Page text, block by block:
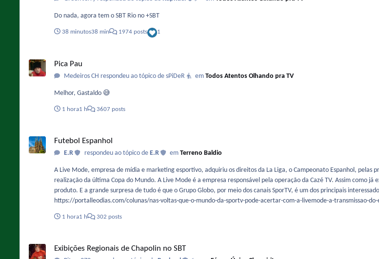
Do nada, agora tem o SBT Rio no +SBT
38 minutos38 min 1974 posts 1
Pica Pau
Medeiros CH respondeu ao tópico de sPiDeR em Todos Atentos Olhando pra TV
Melhor, Gastaldo 😅
1 hora1 h 3607 posts
Futebol Espanhol
E.R respondeu ao tópico de E.R emTerreno Baldio
A Live Mode, empresa de mídia e marketing esportivo, adquiriu os direitos da La Liga, o Campeonato Espanhol, pelas
realização da última Copa do Mundo. A Live Mode é a empresa responsável pela operação da Cazé TV. Assim como
produto. E a grande surpresa de tudo é que o Grupo Globo, por meio dos canais SporTV, é um dos principais
https://portalleodias.com/colunas/nas-voltas-que-o-mundo-da-sportv-pode-acertar-com-a-livemode-a-transmissao-do-
1 hora1 h 302 posts
Exibições Regionais de Chapolin no SBT